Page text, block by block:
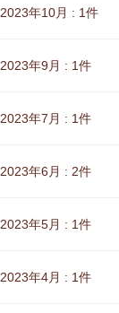
2023年10月 : 1件
2023年9月 : 1件
2023年7月 : 1件
2023年6月 : 2件
2023年5月 : 1件
2023年4月 : 1件